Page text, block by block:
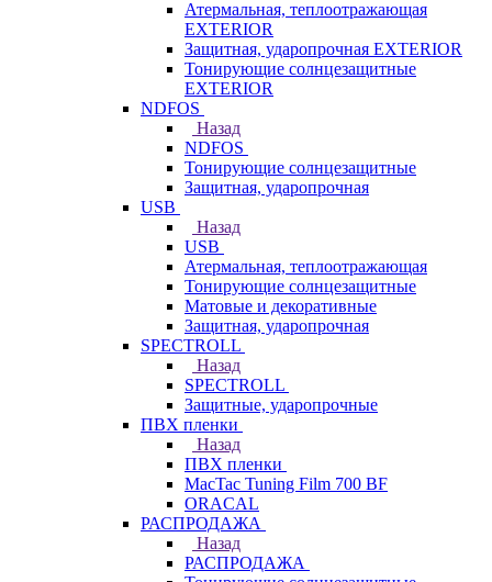
Атермальная, теплоотражающая
EXTERIOR
Защитная, ударопрочная EXTERIOR
Тонирующие солнцезащитные
EXTERIOR
NDFOS
Назад
NDFOS
Тонирующие солнцезащитные
Защитная, ударопрочная
USB
Назад
USB
Атермальная, теплоотражающая
Тонирующие солнцезащитные
Матовые и декоративные
Защитная, ударопрочная
SPECTROLL
Назад
SPECTROLL
Защитные, ударопрочные
ПВХ пленки
Назад
ПВХ пленки
MacTac Tuning Film 700 BF
ORACAL
РАСПРОДАЖА
Назад
РАСПРОДАЖА